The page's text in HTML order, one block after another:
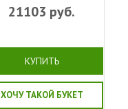
21103 руб.
КУПИТЬ
ХОЧУ ТАКОЙ БУКЕТ